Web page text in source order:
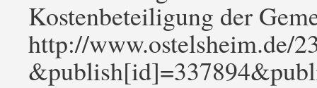
Kostenbeteiligung der
http://www.ostelsheim.de/